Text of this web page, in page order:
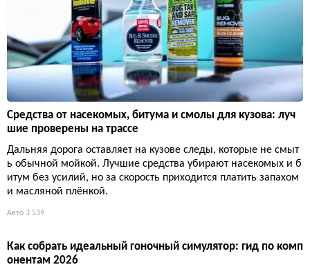
Средства от насекомых, битума и смолы для кузова: луч
шие проверены на трассе
Дальняя дорога оставляет на кузове следы, которые не смыт
ь обычной мойкой. Лучшие средства убирают насекомых и б
итум без усилий, но за скорость приходится платить запахом
и масляной плёнкой.
Авто 3 539